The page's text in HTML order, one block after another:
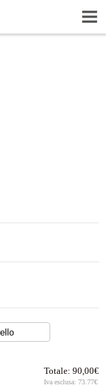
Totale: 90,00€
Iva esclusa: 73.77€